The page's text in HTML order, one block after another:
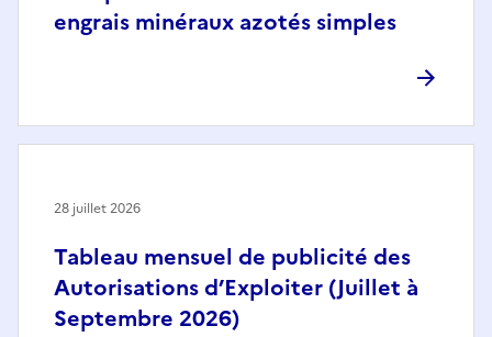
engrais minéraux azotés simples
Tableau mensuel de publicité des
Autorisations d’Exploiter (Juillet à
Septembre 2026)
28 juillet 2026